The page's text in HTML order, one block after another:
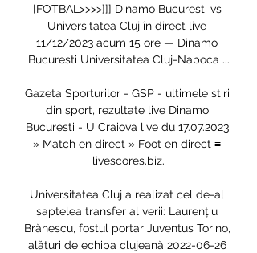
[FOTBAL>>>>]]] Dinamo București vs
Universitatea Cluj în direct live
11/12/2023 acum 15 ore — Dinamo
Bucuresti Universitatea Cluj-Napoca ...
Gazeta Sporturilor - GSP - ultimele stiri
din sport, rezultate live Dinamo
Bucuresti - U Craiova live du 17.07.2023
» Match en direct » Foot en direct ≡
livescores.biz.
Universitatea Cluj a realizat cel de-al
șaptelea transfer al verii: Laurențiu
Brănescu, fostul portar Juventus Torino,
alături de echipa clujeană 2022-06-26